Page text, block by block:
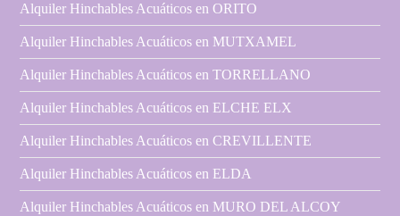
Alquiler Hinchables Acuáticos en ORITO
Alquiler Hinchables Acuáticos en MUTXAMEL
Alquiler Hinchables Acuáticos en TORRELLANO
Alquiler Hinchables Acuáticos en ELCHE ELX
Alquiler Hinchables Acuáticos en CREVILLENTE
Alquiler Hinchables Acuáticos en ELDA
Alquiler Hinchables Acuáticos en MURO DEL ALCOY